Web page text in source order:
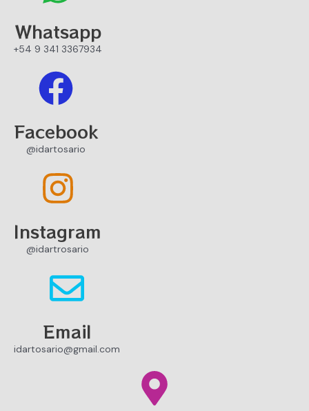
Whatsapp
+54 9 341 3367934
Facebook
@idartosario
Instagram
@idartrosario
Email
idartosario@gmail.com